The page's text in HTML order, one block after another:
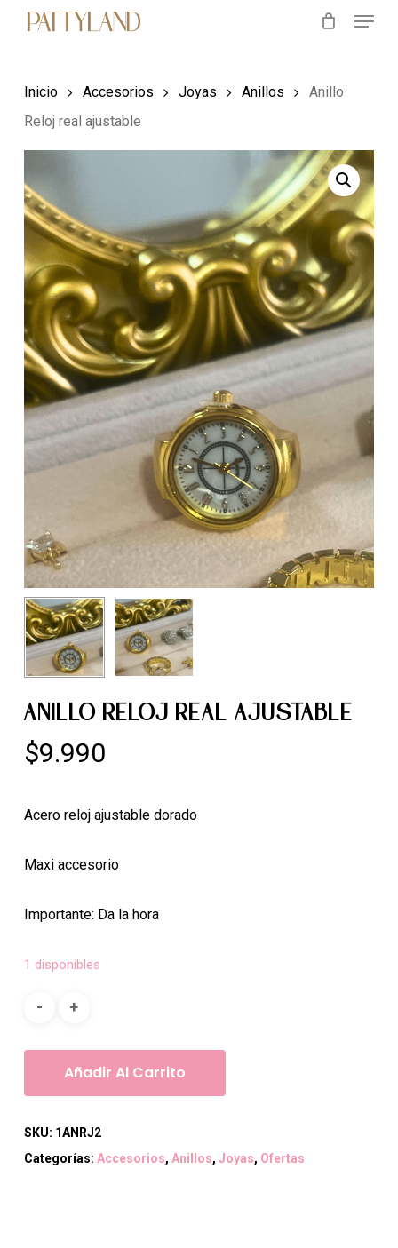
content
Menu
Inicio Accesorios Joyas Anillos
Anillo
Reloj real ajustable
ANILLO RELOJ REAL AJUSTABLE
$9.990
Acero reloj ajustable dorado
Maxi accesorio
Importante: Da la hora
1 disponibles
Añadir Al Carrito
SKU: 1ANRJ2
Categorías: Accesorios, Anillos, Joyas, Ofertas